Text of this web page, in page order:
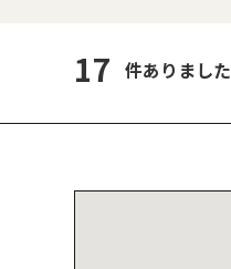
17 件ありました